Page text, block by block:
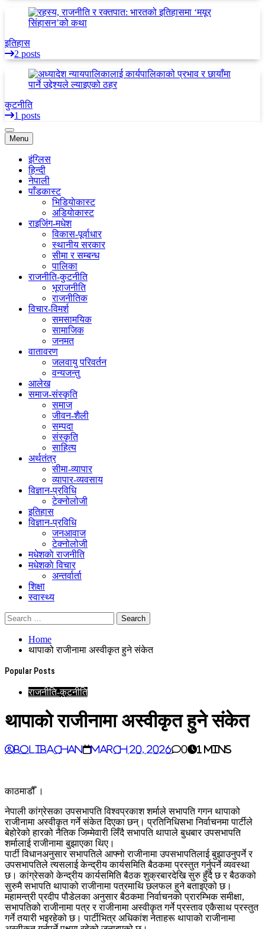
इतिहास
2 posts
कुटनीति
1 posts
Menu
इंग्लिस
हिन्दी
नेपाली
पाँडकास्ट
भिडियाेकास्ट
अडियाेकास्ट
राइजिंग-मधेश
विकास-पूर्वाधार
स्थानीय सरकार
सीमा र सम्बन्ध
पालिका
राजनीति-कुटनीति
भूराजनीति
राजनीतिक
विचार-विमर्श
समसामयिक
सामाजिक
जनमत
वातावरण
जलवायु परिवर्तन
वन्यजन्तु
आलेख
समाज-संस्कृति
समाज
जीवन-शैली
सम्पदा
संस्कृति
साहित्य
अर्थतंत्र
सीमा-व्यापार
व्यापार-व्यवसाय
विज्ञान-प्रविधि
टेक्नोलोजी
इतिहास
विज्ञान-प्रविधि
जनआवाज
टेक्नोलोजी
मधेशकाे राजनीति
मधेशकाे विचार
अन्तर्वार्ता
शिक्षा
स्वास्थ्य
Home
थापाको राजीनामा अस्वीकृत हुने संकेत
Popular Posts
राजनीति-कुटनीति
थापाको राजीनामा अस्वीकृत हुने संकेत
BoliBachan March 20, 2026 0 1 mins
काठमाडौँ ।
नेपाली कांग्रेसका उपसभापति विश्वप्रकाश शर्माले सभापति गगन थापाको
राजीनामा अस्वीकृत गर्ने संकेत दिएका छन्। प्रतिनिधिसभा निर्वाचनमा पार्टीले
बेहोरेको हारको नैतिक जिम्मेवारी लिँदै सभापति थापाले बुधबार उपसभापति
शर्मालाई राजीनामा बुझाएका थिए।
पार्टी विधानअनुसार सभापतिले आफ्नो राजीनामा उपसभापतिलाई बुझाउनुपर्ने र
उपसभापतिले त्यसलाई केन्द्रीय कार्यसमिति बैठकमा प्रस्तुत गर्नुपर्ने व्यवस्था
छ। कांग्रेसको केन्द्रीय कार्यसमिति बैठक शुक्रबारदेखि सुरु हुँदै छ र बैठकको
सुरुमै सभापति थापाको राजीनामा पत्रमाथि छलफल हुने बताइएको छ।
महामन्त्री प्रदीप पौडेलका अनुसार बैठकमा निर्वाचनको प्रारम्भिक समीक्षा,
सभापतिको राजीनामा पत्र र राजीनामा अस्वीकृत गर्ने प्रस्ताव एकैसाथ प्रस्तुत
गर्ने तयारी भइरहेको छ। पार्टीभित्र अधिकांश नेताहरू थापाको राजीनामा